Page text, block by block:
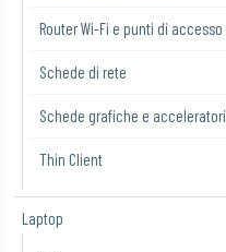
Router Wi-Fi e punti di accesso
Schede di rete
Schede grafiche e acceleratori
Thin Client
Laptop